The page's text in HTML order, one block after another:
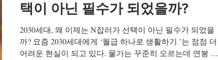
택이 아닌 필수가 되었을까?
2030세대, 왜 이제는 N잡러가 선택이 아닌 필수가 되었을
까? 요즘 2030세대에게 ‘월급 하나로 생활하기 ’는 점점 더
어려운 현실이 되고 있다. 물가는 꾸준히 오르는데 연봉 인